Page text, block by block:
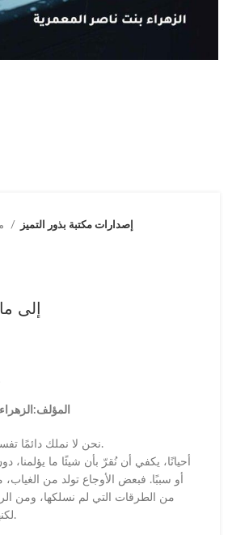
إصدارات مكتبة بذور التميز
إلى
نحن لا نملك دائمًا تفسيرًا لكل ما نشعر به.
أحيانًا، يكفي أن نُقرّ بأن شيئًا ما
أو سببًا. فبعض الأوجاع تولد من
من الطرقات التي لم نسلكها، ومن
لكنها ظلّت تثقل القلب.